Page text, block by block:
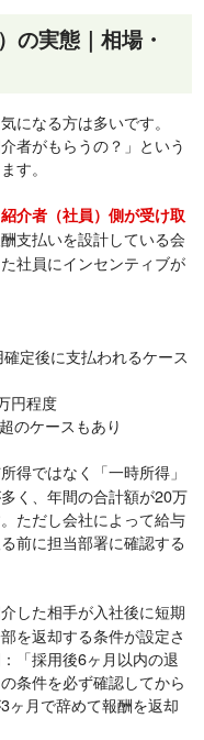
の実態｜相場・
になる方は多いです。
者がもらうの？」という
す。
紹介者（社員）側が受け取
支払いを設計している会
社員にインセンティブが
定後に支払われるケース
円程度
のケースもあり
得ではなく「一時所得」
く、年間の合計額が20万
ただし会社によって給与
前に担当部署に確認する
した相手が入社後に短期
を返却する条件が設定さ
「採用後6ヶ月以内の退
条件を必ず確認してから
ヶ月で辞めて報酬を返却